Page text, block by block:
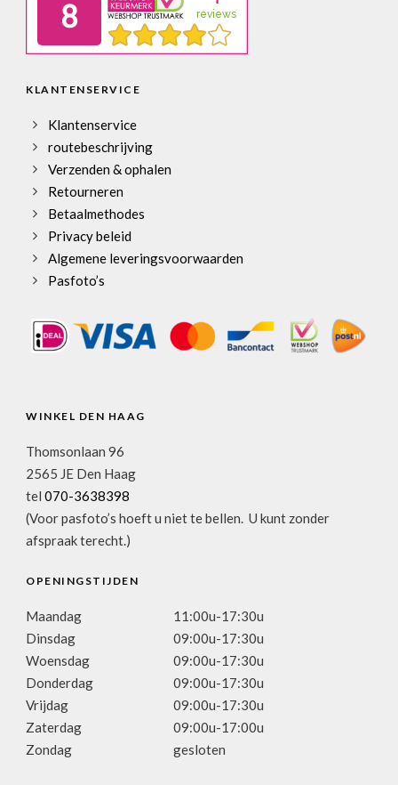
KLANTENSERVICE
Klantenservice
routebeschrijving
Verzenden & ophalen
Retourneren
Betaalmethodes
Privacy beleid
Algemene leveringsvoorwaarden
Pasfoto’s
WINKEL DEN HAAG
Thomsonlaan 96
2565 JE Den Haag
tel 070-3638398
(Voor pasfoto’s hoeft u niet te bellen. U kunt zonder
afspraak terecht.)
OPENINGSTIJDEN
Maandag
11:00u-17:30u
Dinsdag
09:00u-17:30u
Woensdag
09:00u-17:30u
Donderdag
09:00u-17:30u
Vrijdag
09:00u-17:30u
Zaterdag
09:00u-17:00u
Zondag
gesloten